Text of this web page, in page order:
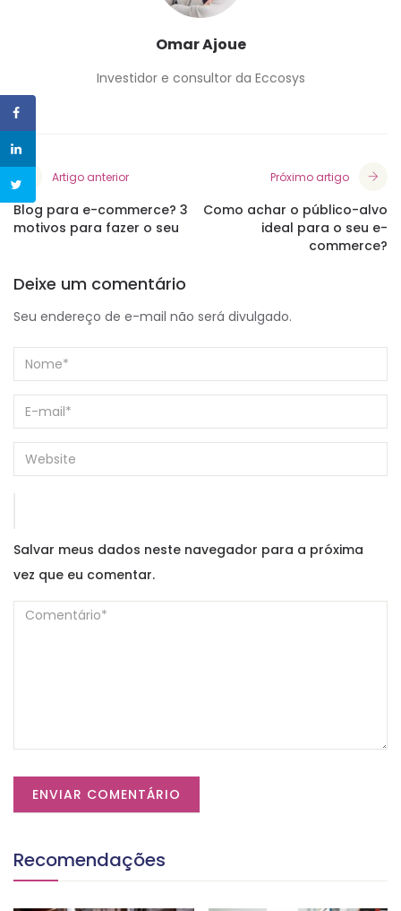
Omar Ajoue
Investidor e consultor da Eccosys
Artigo anterior
Blog para e-commerce? 3
motivos para fazer o seu
Próximo artigo
Como achar o público-alvo
ideal para o seu e-
commerce?
Deixe um comentário
Seu endereço de e-mail não será divulgado.
Salvar meus dados neste navegador para a próxima
vez que eu comentar.
Recomendações